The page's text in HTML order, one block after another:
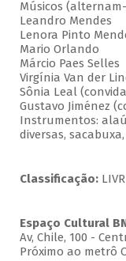
Músicos
Leandro Mendes
Lenora Pinto
Mario Orlando
Márcio Paes Selles
Virgínia Van der
Sônia Leal
Gustavo Jiménez
Instrumentos:
diversas,
Classificação:
Espaço Cultural
Av, Chile, 100 -
Próximo ao metrô